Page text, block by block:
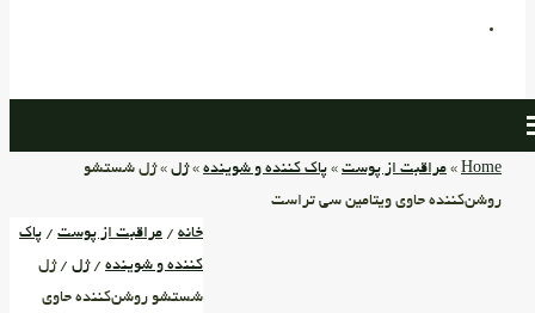
Home
» مراقبت از پوست » پاک کننده و شوینده »ژل » ژل شستشو
روشن‌کننده حاوی ویتامین سی تراست
خانه / مراقبت از پوست / پاک
کننده و شوینده /ژل / ژل
شستشو روشن‌کننده حاوی